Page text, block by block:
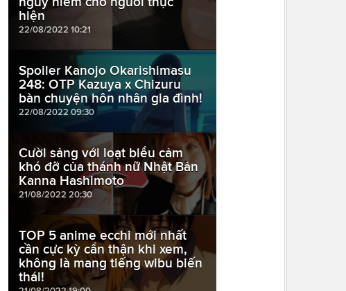
hiện
22/08/2022 10:21
Spoiler Kanojo Okarishimasu
248: OTP Kazuya x Chizuru
bàn chuyện hôn nhân gia đình!
22/08/2022 09:30
Cười sảng với loạt biểu cảm
khó đỡ của thánh nữ Nhật Bản
Kanna Hashimoto
21/08/2022 20:30
TOP 5 anime ecchi mới nhất
cần cực kỳ cẩn thận khi xem,
không là mang tiếng wibu biến
thái!